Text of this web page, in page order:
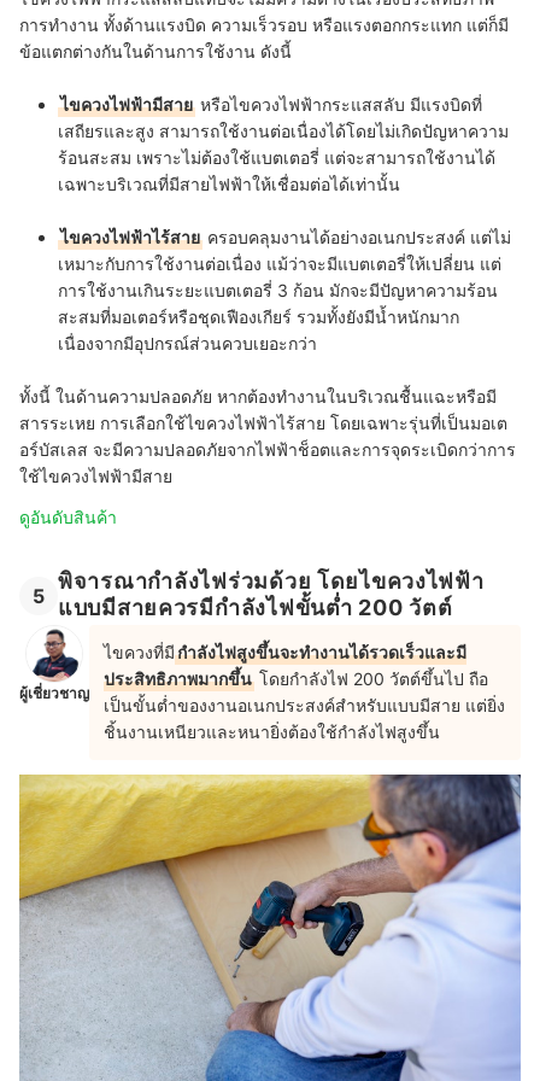
การทำงาน ทั้งด้านแรงบิด ความเร็วรอบ หรือแรงตอกกระแทก แต่ก็มี
ข้อแตกต่างกันในด้านการใช้งาน ดังนี้
ไขควงไฟฟ้ามีสาย หรือไขควงไฟฟ้ากระแสสลับ มีแรงบิดที่
เสถียรและสูง สามารถใช้งานต่อเนื่องได้โดยไม่เกิดปัญหาความ
ร้อนสะสม เพราะไม่ต้องใช้แบตเตอรี่ แต่จะสามารถใช้งานได้
เฉพาะบริเวณที่มีสายไฟฟ้าให้เชื่อมต่อได้เท่านั้น
ไขควงไฟฟ้าไร้สาย ครอบคลุมงานได้อย่างอเนกประสงค์ แต่ไม่
เหมาะกับการใช้งานต่อเนื่อง แม้ว่าจะมีแบตเตอรี่ให้เปลี่ยน แต่
การใช้งานเกินระยะแบตเตอรี่ 3 ก้อน มักจะมีปัญหาความร้อน
สะสมที่มอเตอร์หรือชุดเฟืองเกียร์ รวมทั้งยังมีน้ำหนักมาก
เนื่องจากมีอุปกรณ์ส่วนควบเยอะกว่า
ทั้งนี้ ในด้านความปลอดภัย หากต้องทำงานในบริเวณชื้นแฉะหรือมี
สารระเหย การเลือกใช้ไขควงไฟฟ้าไร้สาย โดยเฉพาะรุ่นที่เป็นมอเต
อร์บัสเลส จะมีความปลอดภัยจากไฟฟ้าช็อตและการจุดระเบิดกว่าการ
ใช้ไขควงไฟฟ้ามีสาย
ดูอันดับสินค้า
5
พิจารณากำลังไฟร่วมด้วย โดยไขควงไฟฟ้า
แบบมีสายควรมีกำลังไฟขั้นต่ำ 200 วัตต์
ผู้เชี่ยวชาญ
ไขควงที่มีกำลังไฟสูงขึ้นจะทำงานได้รวดเร็วและมี
ประสิทธิภาพมากขึ้น โดยกำลังไฟ 200 วัตต์ขึ้นไป ถือ
เป็นขั้นต่ำของงานอเนกประสงค์สำหรับแบบมีสาย แต่ยิ่ง
ชิ้นงานเหนียวและหนายิ่งต้องใช้กำลังไฟสูงขึ้น